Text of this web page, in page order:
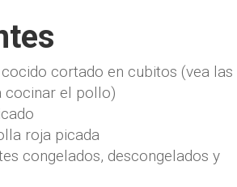
cortado en cubitos (vea las
cocinar el pollo)
roja picada
congelados, descongelados y